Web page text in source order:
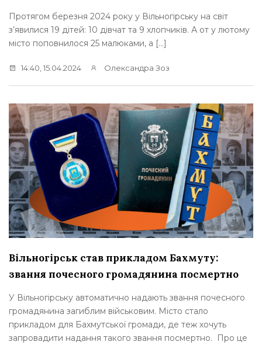
Протягом березня 2024 року у Вільногірську на світ
з’явилися 19 дітей: 10 дівчат та 9 хлопчиків. А от у лютому
місто поповнилося 25 малюками, а […]
14:40, 15.04.2024 Олександра Зоз
Вільногірськ став прикладом Бахмуту:
звання почесного громадянина посмертно
У Вільногірську автоматично надають звання почесного
громадянина загиблим військовим. Місто стало
прикладом для Бахмутської громади, де теж хочуть
запровадити надання такого звання посмертно. Про це